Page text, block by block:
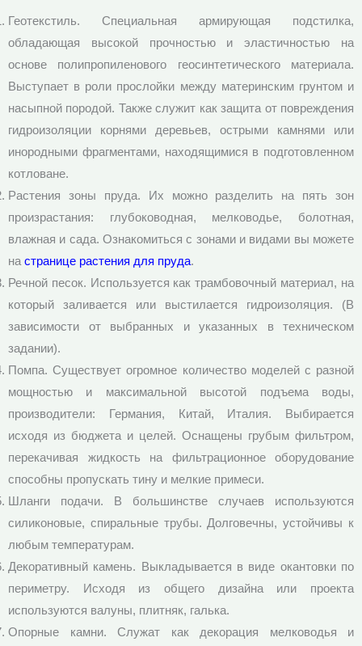
Геотекстиль. Специальная армирующая подстилка,
обладающая высокой прочностью и эластичностью на
основе полипропиленового геосинтетического материала.
Выступает в роли прослойки между материнским грунтом и
насыпной породой. Также служит как защита от повреждения
гидроизоляции корнями деревьев, острыми камнями или
инородными фрагментами, находящимися в подготовленном
котловане.
Растения зоны пруда. Их можно разделить на пять зон
произрастания: глубоководная, мелководье, болотная,
влажная и сада. Ознакомиться с зонами и видами вы можете
на странице растения для пруда.
Речной песок. Используется как трамбовочный материал, на
который заливается или выстилается гидроизоляция. (В
зависимости от выбранных и указанных в техническом
задании).
Помпа. Существует огромное количество моделей с разной
мощностью и максимальной высотой подъема воды,
производители: Германия, Китай, Италия. Выбирается
исходя из бюджета и целей. Оснащены грубым фильтром,
перекачивая жидкость на фильтрационное оборудование
способны пропускать тину и мелкие примеси.
Шланги подачи. В большинстве случаев используются
силиконовые, спиральные трубы. Долговечны, устойчивы к
любым температурам.
Декоративный камень. Выкладывается в виде окантовки по
периметру. Исходя из общего дизайна или проекта
используются валуны, плитняк, галька.
Опорные камни. Служат как декорация мелководья и